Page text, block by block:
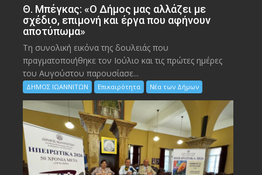
Θ. Μπέγκας: «Ο Δήμος μας αλλάζει με
σχέδιο, επιμονή και έργα που αφήνουν
αποτύπωμα»
Τη συνολική εικόνα της δουλειάς που
πραγματοποιήθηκε τον Ιούλιο και τις πρώτες ημέρες
του Αυγούστου παρουσίασε...
ΔΗΜΟΣ ΙΩΑΝΝΙΤΩΝ Επικαιρότητα Νέα των Δήμων